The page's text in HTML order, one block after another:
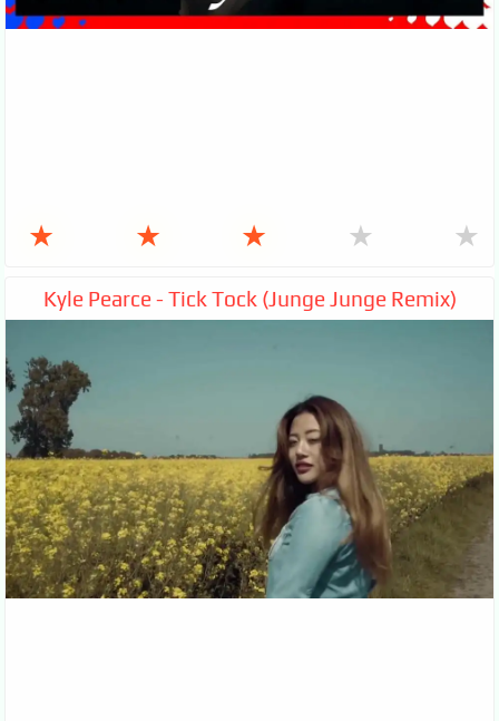
★ ★ ★ ★ ★
Kyle Pearce - Tick Tock (Junge Junge Remix)